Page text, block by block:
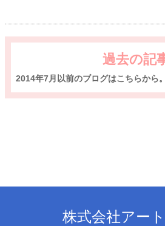
過去の記
2014年7月以前のブログはこちらから。
株式会社アー